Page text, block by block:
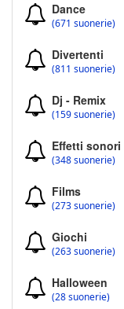
Dance
(671 suonerie)
Divertenti
(811 suonerie)
Dj - Remix
(159 suonerie)
Effetti sonori
(348 suonerie)
Films
(273 suonerie)
Giochi
(263 suonerie)
Halloween
(28 suonerie)